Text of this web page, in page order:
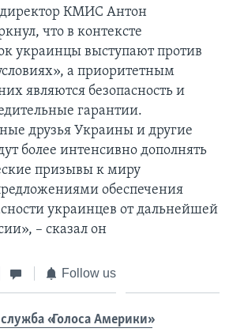
КМИС Антон
что в контексте
украинцы выступают против
а приоритетным
являются безопасность и
гарантии.
друзья Украины и другие
более интенсивно дополнять
призывы к миру
обеспечения
украинцев от дальнейшей
– сказал он
Follow us
«Голоса Америки»